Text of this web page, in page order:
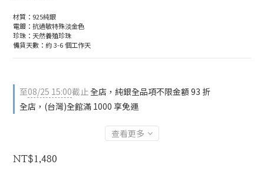
材質：925純銀
電鍍：抗過敏特殊淡金色
珍珠：天然養殖珍珠
備貨天數：約 3-6 個工作天
至08/25 15:00截止全店，純銀全品項不限金額 93 折
全店，(台灣)全館滿 1000 享免運
查看更多
NT$1,480